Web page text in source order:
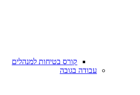
קורס בטיחות למנהלים
עבודה בגובה